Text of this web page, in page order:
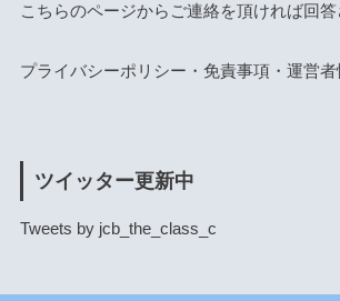
こちらのページからご連絡を頂ければ回答
プライバシーポリシー・免責事項・運営者
ツイッター更新中
Tweets by jcb_the_class_c